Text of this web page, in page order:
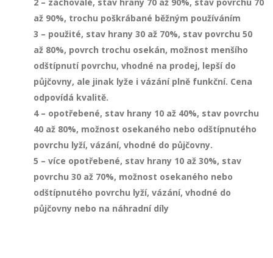
až 90%, trochu poškrábané běžným používáním
3 – použité, stav hrany 30 až 70%, stav povrchu 50
až 80%, povrch trochu osekán, možnost menšího
odštípnutí povrchu, vhodné na prodej, lepší do
půjčovny, ale jinak lyže i vázání plně funkční. Cena
odpovídá kvalitě.
4 – opotřebené, stav hrany 10 až 40%, stav povrchu
40 až 80%, možnost osekaného nebo odštípnutého
povrchu lyží, vázání, vhodné do půjčovny.
5 – více opotřebené, stav hrany 10 až 30%, stav
povrchu 30 až 70%, možnost osekaného nebo
odštípnutého povrchu lyží, vázání, vhodné do
půjčovny nebo na náhradní díly